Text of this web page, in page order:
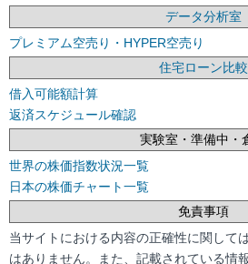
データ分析室
プレミアム空売り・HYPER空売り
住宅ローン比較
借入可能額計算
返済スケジュール確認
実験室・準備中・
世界の株価指数状況一覧
日本の株価チャート一覧
免責事項
当サイトにおける内容の正確性に関して
はありません。また、記載されている情